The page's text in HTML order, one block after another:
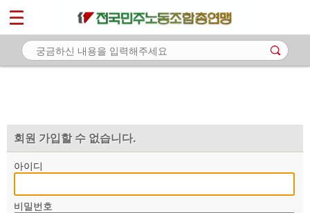
회원 가입할 수 없습니다.
아이디
비밀번호
마이페이지
소개
자료
부설기관